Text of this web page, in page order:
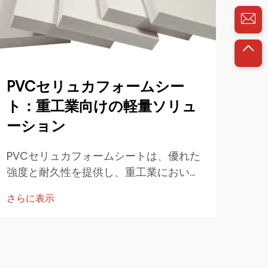
PVCセリュカフォームシー
ト：重工業向けの軽量ソリュ
ーション
PVCセリュカフォームシートは、優れた
強度と耐久性を提供し、重工業において
る耐性は、厳しい環境での信頼性を確保
さらに表示